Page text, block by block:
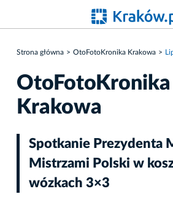
Strona główna OtoFotoKronika Krakowa
OtoFotoKronika
Krakowa
Spotkanie Prezydenta
Mistrzami Polski w
wózkach 3×3